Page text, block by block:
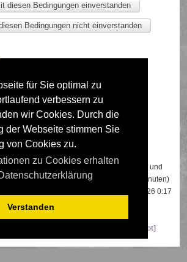
für Sie optimal zu
verbessern zu
wir Cookies. Durch die
der Webseite stimmen Sie
von Cookies zu.
zu Cookies erhalten
Verstanden
Übersetzung durchphpBB.de
online: 3 registrierte, 0 unsichtbare und
auf den aktiven Besuchern der letzten 5 Minuten)
Besuchern, die am 13.04.2026 0:17
Majestic-12 [Bot]